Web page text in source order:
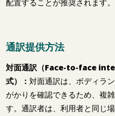
配置することが推奨されます。
通訳提供方法
対面通訳（Face-to-face
式）： 対面通訳は、ボディラ
がかりを確認できるため、複
す。通訳者は、利用者と同じ